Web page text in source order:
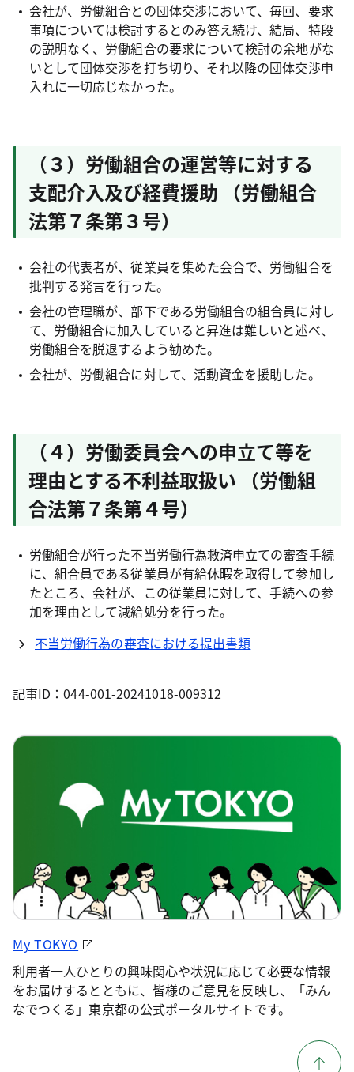
会社が、労働組合との団体交渉において、毎回、要求
事項については検討するとのみ答え続け、結局、特段
の説明なく、労働組合の要求について検討の余地がな
いとして団体交渉を打ち切り、それ以降の団体交渉申
入れに一切応じなかった。
（３）労働組合の運営等に対する
支配介入及び経費援助 （労働組合
法第７条第３号）
会社の代表者が、従業員を集めた会合で、労働組合を
批判する発言を行った。
会社の管理職が、部下である労働組合の組合員に対し
て、労働組合に加入していると昇進は難しいと述べ、
労働組合を脱退するよう勧めた。
会社が、労働組合に対して、活動資金を援助した。
（４）労働委員会への申立て等を
理由とする不利益取扱い （労働組
合法第７条第４号）
労働組合が行った不当労働行為救済申立ての審査手続
に、組合員である従業員が有給休暇を取得して参加し
たところ、会社が、この従業員に対して、手続への参
加を理由として減給処分を行った。
不当労働行為の審査における提出書類
記事ID：044-001-20241018-009312
My TOKYO
利用者一人ひとりの興味関心や状況に応じて必要な情報
をお届けするとともに、皆様のご意見を反映し、「みん
なでつくる」東京都の公式ポータルサイトです。